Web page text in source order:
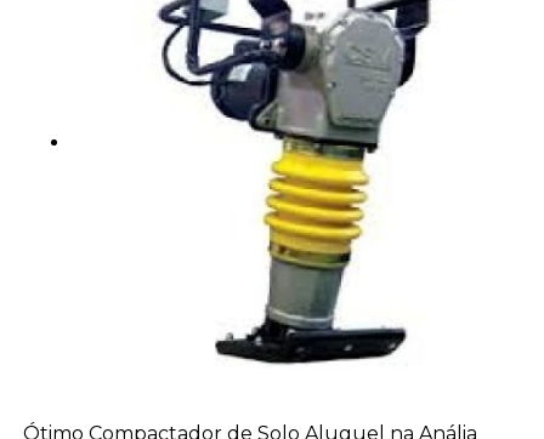
Ótimo Compactador de Solo Aluguel na Anália